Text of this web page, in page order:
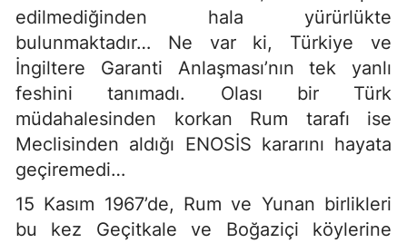
edilmediğinden hala yürürlükte
bulunmaktadır… Ne var ki, Türkiye ve
İngiltere Garanti Anlaşması’nın tek yanlı
feshini tanımadı. Olası bir Türk
müdahalesinden korkan Rum tarafı ise
Meclisinden aldığı ENOSİS kararını hayata
geçiremedi…
15 Kasım 1967’de, Rum ve Yunan birlikleri
bu kez Geçitkale ve Boğaziçi köylerine